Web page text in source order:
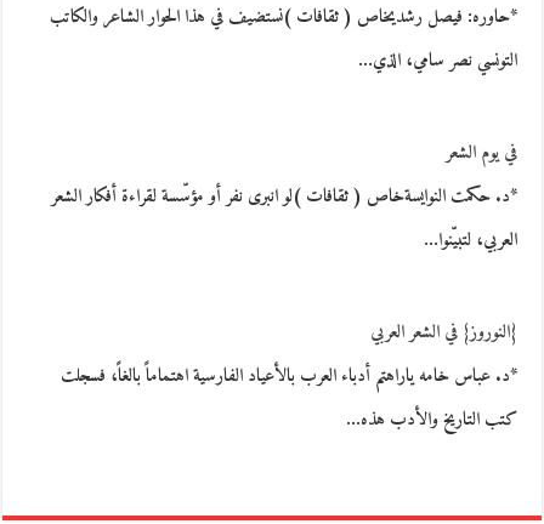
*حاوره: فيصل رشديخاص ( ثقافات )نستضيف في هذا الحوار الشاعر والكاتب
التونسي نصر سامي، الذي…
في يوم الشعر
*د. حكمت النوايسةخاص ( ثقافات )لو انبرى نفر أو مؤسّسة لقراءة أفكار الشعر
العربي، لتبيّنوا…
{النوروز} في الشعر العربي
*د. عباس خامه ياراهتم أدباء العرب بالأعياد الفارسية اهتماماً بالغاً، فسجلت
كتب التاريخ والأدب هذه…